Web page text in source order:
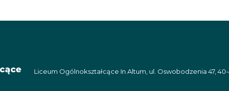
Liceum Ogólnokształcące In Altum, ul. Oswobodzenia 47,